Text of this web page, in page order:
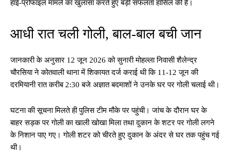
हाई-प्रोफाइल मामले का खुलासा करते हुए बड़ी सफलता हासिल की है।
आधी रात चली गोली, बाल-बाल बची जान
जानकारी के अनुसार 12 जून 2026 को सुनारी मोहल्ला निवासी शैलेन्द्र
चौरसिया ने कोतवाली थाना में शिकायत दर्ज कराई थी कि 11-12 जून की
दरमियानी रात करीब 2:30 बजे अज्ञात बदमाशों ने उनके घर पर गोली चलाई थी।
घटना की सूचना मिलते ही पुलिस टीम मौके पर पहुंची। जांच के दौरान घर के
बाहर सड़क पर गोली का खाली खोखा मिला तथा दुकान के शटर पर गोली लगने
के निशान पाए गए। गोली शटर को चीरते हुए दुकान के अंदर से घर तक पहुंच गई
थी।